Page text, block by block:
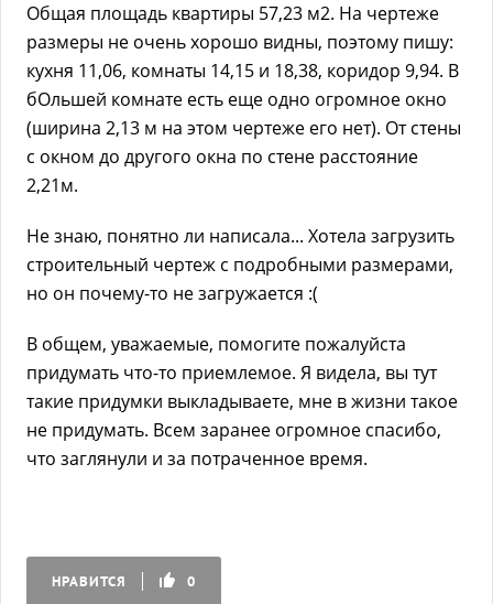
Общая площадь квартиры 57,23 м2. На чертеже
размеры не очень хорошо видны, поэтому пишу:
кухня 11,06, комнаты 14,15 и 18,38, коридор 9,94. В
бОльшей комнате есть еще одно огромное окно
(ширина 2,13 м на этом чертеже его нет). От стены
с окном до другого окна по стене расстояние
2,21м.
Не знаю, понятно ли написала... Хотела загрузить
строительный чертеж с подробными размерами,
но он почему-то не загружается :(
В общем, уважаемые, помогите пожалуйста
придумать что-то приемлемое. Я видела, вы тут
такие придумки выкладываете, мне в жизни такое
не придумать. Всем заранее огромное спасибо,
что заглянули и за потраченное время.
НРАВИТСЯ 0